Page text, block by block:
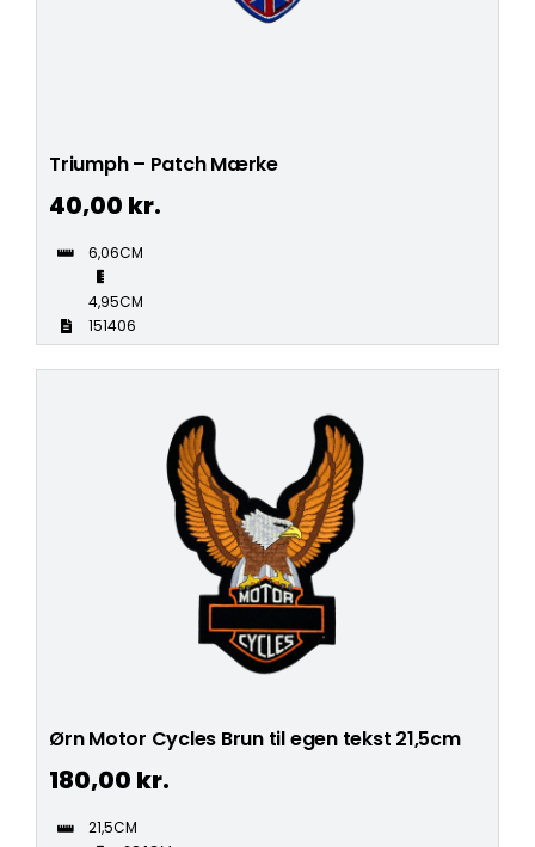
Triumph – Patch Mærke
40,00 kr.
6,06CM
4,95CM
151406
Ørn Motor Cycles Brun til egen tekst 21,5cm
180,00 kr.
21,5CM